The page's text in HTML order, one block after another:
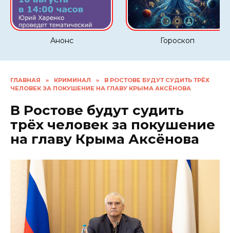
Анонс Гороскоп
ГЛАВНАЯ » КРИМИНАЛ »
В РОСТОВЕ БУДУТ СУДИТЬ ТРЁХ
ЧЕЛОВЕК ЗА ПОКУШЕНИЕ НА ГЛАВУ КРЫМА АКСЁНОВА
В Ростове будут судить
трёх человек за покушение
на главу Крыма Аксёнова